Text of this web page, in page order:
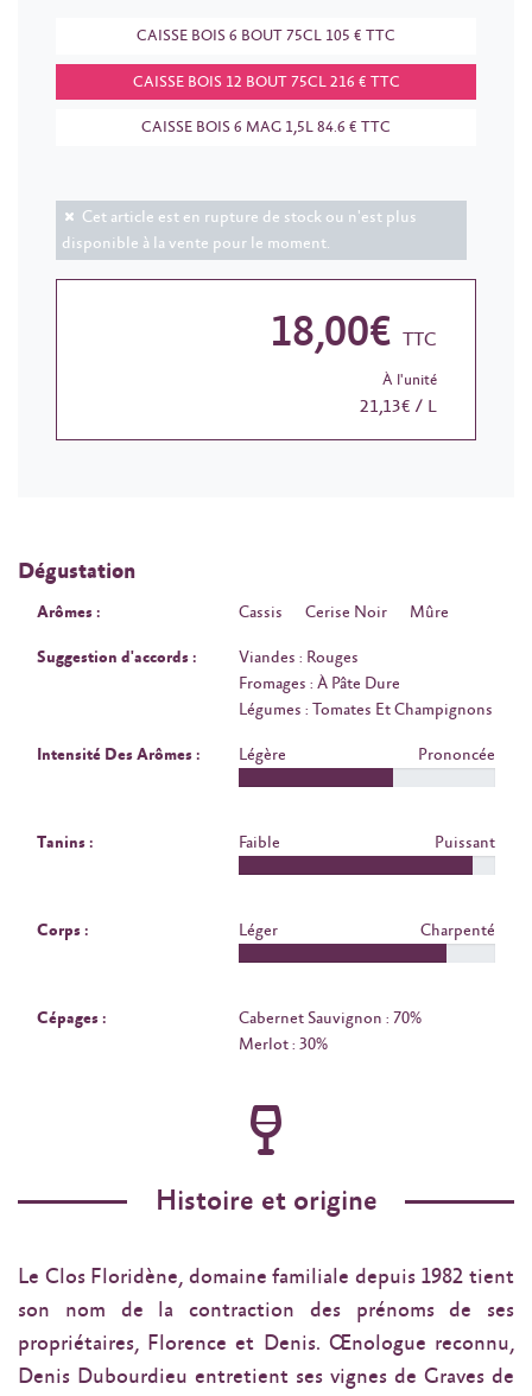
CAISSE BOIS 6 BOUT 75CL 105 € TTC
CAISSE BOIS 12 BOUT 75CL 216 € TTC
CAISSE BOIS 6 MAG 1,5L 84.6 € TTC
Cet article est en rupture de stock ou n'est plus
disponible à la vente pour le moment.
18,00€ TTC
À l'unité
21,13€ / L
Dégustation
Arômes : Cassis Cerise Noir Mûre
Suggestion d'accords :
Viandes : Rouges
Fromages : À Pâte Dure
Légumes : Tomates Et Champignons
Intensité Des Arômes : Légère Prononcée
Tanins : Faible Puissant
Corps : Léger Charpenté
Cépages :
Cabernet Sauvignon : 70%
Merlot : 30%
Histoire et origine
Le Clos Floridène, domaine familiale depuis 1982 tient
son nom de la contraction des prénoms de ses
propriétaires, Florence et Denis. Œnologue reconnu,
Denis Dubourdieu entretient ses vignes de Graves de